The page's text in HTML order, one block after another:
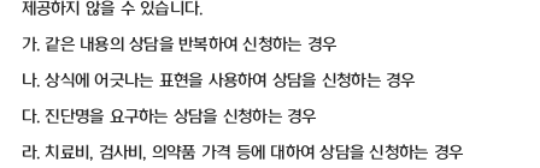
제공하지 않을 수 있습니다.
가. 같은 내용의 상담을 반복하여 신청하는 경우
나. 상식에 어긋나는 표현을 사용하여 상담을 신청하는 경우
다. 진단명을 요구하는 상담을 신청하는 경우
라. 치료비, 검사비, 의약품 가격 등에 대하여 상담을 신청하는 경우